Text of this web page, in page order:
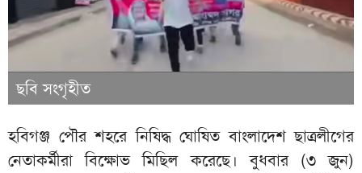
ছবি সংগৃহীত
হবিগঞ্জ পৌর শহরে নিষিদ্ধ ঘোষিত বাংলাদেশ ছাত্রলীগের
নেতাকর্মীরা বিক্ষোভ মিছিল করেছে। বুধবার (৩ জুন)